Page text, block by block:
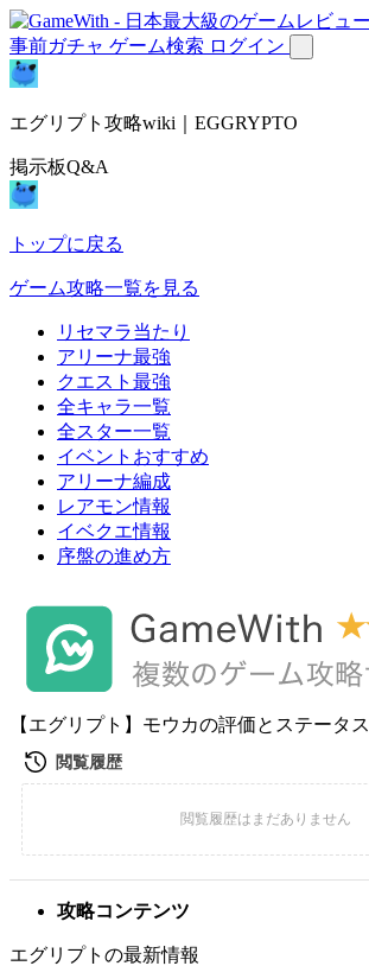
事前ガチャ ゲーム検索 ログイン
エグリプト攻略wiki｜EGGRYPTO
掲示板Q&A
トップに戻る
ゲーム攻略一覧を見る
リセマラ当たり
アリーナ最強
クエスト最強
全キャラ一覧
全スター一覧
イベントおすすめ
アリーナ編成
レアモン情報
イベクエ情報
序盤の進め方
【エグリプト】モウカの評価とステータス
攻略コンテンツ
エグリプトの最新情報